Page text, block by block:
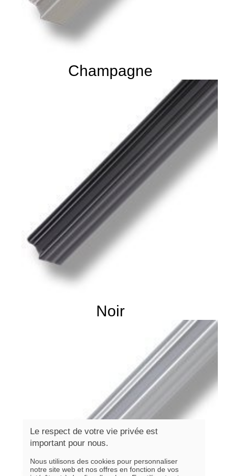
Champagne
Noir
Le respect de votre vie privée est
important pour nous.
Nous utilisons des cookies pour personnaliser
notre site web et nos offres en fonction de vos